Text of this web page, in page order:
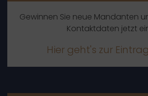
Gewinnen Sie neue Mandanten
Kontaktdaten jetzt
Hier geht's zur